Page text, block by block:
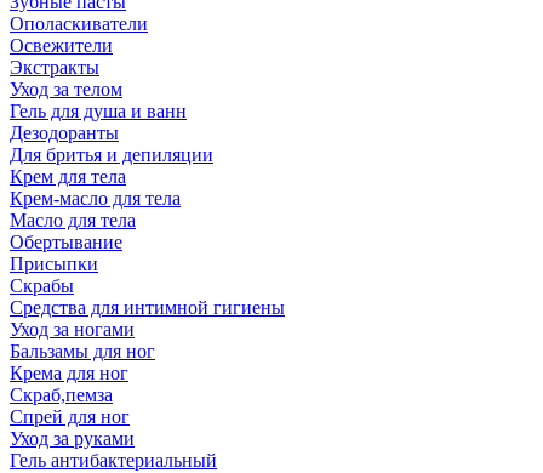
Ополаскиватели
Освежители
Экстракты
Уход за телом
Гель для душа и ванн
Дезодоранты
Для бритья и депиляции
Крем для тела
Крем-масло для тела
Масло для тела
Обертывание
Присыпки
Скрабы
Средства для интимной гигиены
Уход за ногами
Бальзамы для ног
Крема для ног
Скраб,пемза
Спрей для ног
Уход за руками
Гель антибактериальный